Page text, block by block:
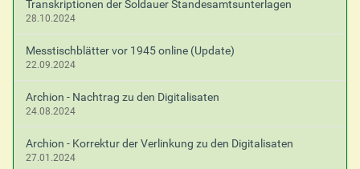
A
i
n
e
n
Transkriptionen der Soldauer Standesamtsunterlagen
28.10.2024
Messtischblätter vor 1945 online (Update)
22.09.2024
Archion - Nachtrag zu den Digitalisaten
24.08.2024
Archion - Korrektur der Verlinkung zu den Digitalisaten
27.01.2024